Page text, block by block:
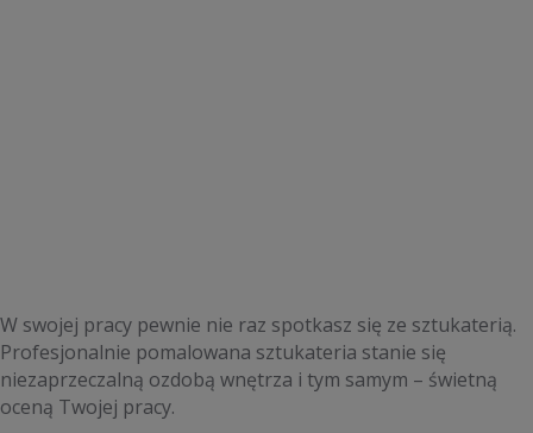
W swojej pracy pewnie nie raz spotkasz się ze sztukaterią.
Profesjonalnie pomalowana sztukateria stanie się
niezaprzeczalną ozdobą wnętrza i tym samym – świetną
oceną Twojej pracy.